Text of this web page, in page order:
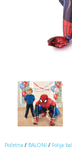
Početna / BALONI / Folija